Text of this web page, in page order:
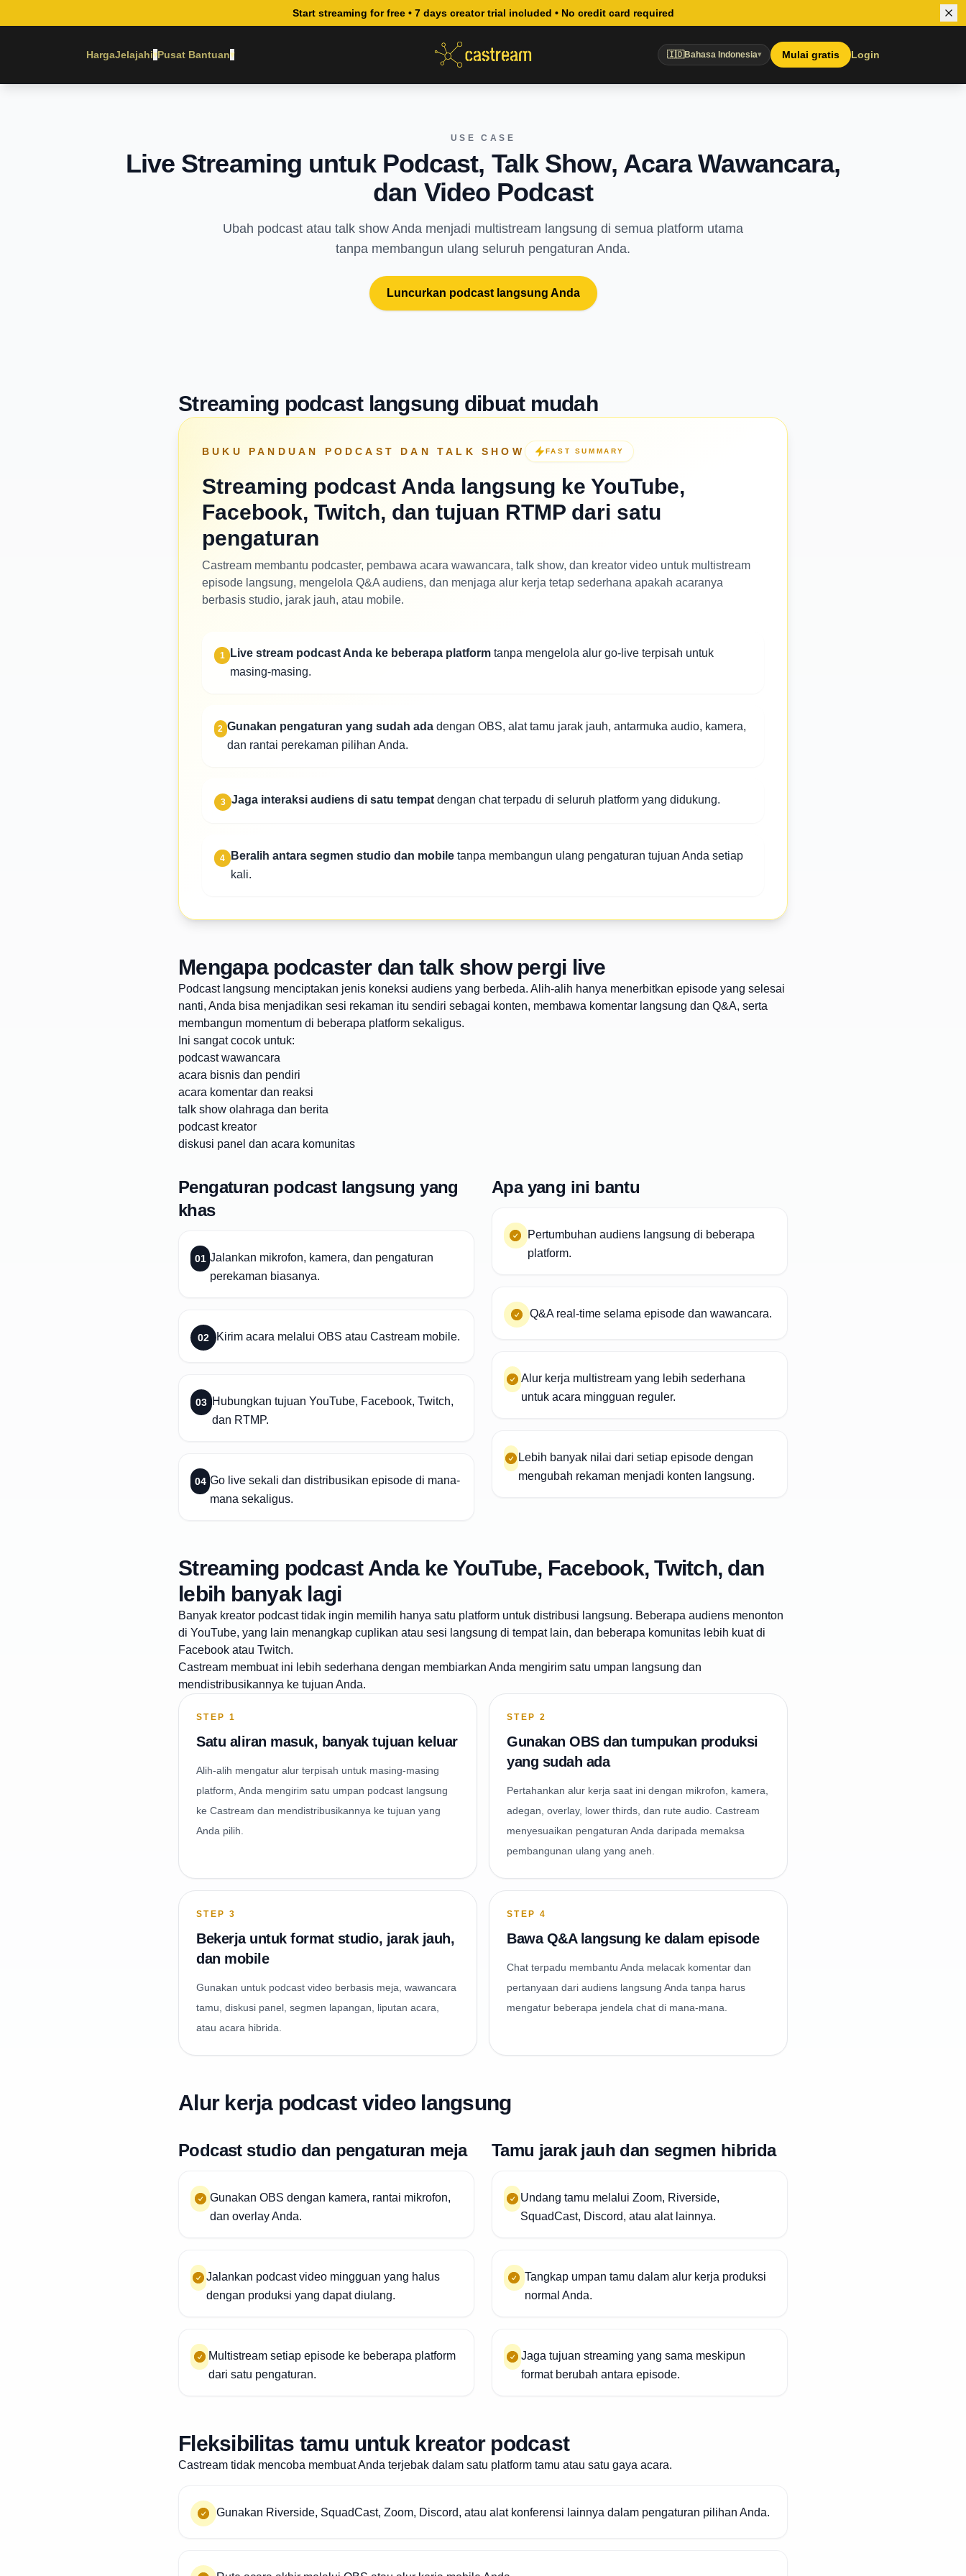
Start streaming for free • 7 days creator trial included • No credit card required
HargaJelajahi▾Pusat Bantuan▾ 🇮🇩Bahasa Indonesia▾ Mulai gratis Login
USE CASE
Live Streaming untuk Podcast, Talk Show, Acara Wawancara,
dan Video Podcast
Ubah podcast atau talk show Anda menjadi multistream langsung di semua platform utama
tanpa membangun ulang seluruh pengaturan Anda.
Luncurkan podcast langsung Anda
Streaming podcast langsung dibuat mudah
BUKU PANDUAN PODCAST DAN TALK SHOW FAST SUMMARY
Streaming podcast Anda langsung ke YouTube,
Facebook, Twitch, dan tujuan RTMP dari satu
pengaturan
Castream membantu podcaster, pembawa acara wawancara, talk show, dan kreator video untuk multistream
episode langsung, mengelola Q&A audiens, dan menjaga alur kerja tetap sederhana apakah acaranya
berbasis studio, jarak jauh, atau mobile.
1 Live stream podcast Anda ke beberapa platform tanpa mengelola alur go-live terpisah untuk
masing-masing.
2 Gunakan pengaturan yang sudah adadengan OBS, alat tamu jarak jauh, antarmuka audio, kamera,
dan rantai perekaman pilihan Anda.
3 Jaga interaksi audiens di satu tempat dengan chat terpadu di seluruh platform yang didukung.
4 Beralih antara segmen studio dan mobile tanpa membangun ulang pengaturan tujuan Anda setiap
kali.
Mengapa podcaster dan talk show pergi live
Podcast langsung menciptakan jenis koneksi audiens yang berbeda. Alih-alih hanya menerbitkan episode yang selesai
nanti, Anda bisa menjadikan sesi rekaman itu sendiri sebagai konten, membawa komentar langsung dan Q&A, serta
membangun momentum di beberapa platform sekaligus.
Ini sangat cocok untuk:
podcast wawancara
acara bisnis dan pendiri
acara komentar dan reaksi
talk show olahraga dan berita
podcast kreator
diskusi panel dan acara komunitas
Pengaturan podcast langsung yang
khas
01 Jalankan mikrofon, kamera, dan pengaturan
perekaman biasanya.
02 Kirim acara melalui OBS atau Castream mobile.
03 Hubungkan tujuan YouTube, Facebook, Twitch,
dan RTMP.
04 Go live sekali dan distribusikan episode di mana-
mana sekaligus.
Apa yang ini bantu
Pertumbuhan audiens langsung di beberapa
platform.
Q&A real-time selama episode dan wawancara.
Alur kerja multistream yang lebih sederhana
untuk acara mingguan reguler.
Lebih banyak nilai dari setiap episode dengan
mengubah rekaman menjadi konten langsung.
Streaming podcast Anda ke YouTube, Facebook, Twitch, dan
lebih banyak lagi
Banyak kreator podcast tidak ingin memilih hanya satu platform untuk distribusi langsung. Beberapa audiens menonton
di YouTube, yang lain menangkap cuplikan atau sesi langsung di tempat lain, dan beberapa komunitas lebih kuat di
Facebook atau Twitch.
Castream membuat ini lebih sederhana dengan membiarkan Anda mengirim satu umpan langsung dan
mendistribusikannya ke tujuan Anda.
STEP 1
Satu aliran masuk, banyak tujuan keluar
Alih-alih mengatur alur terpisah untuk masing-masing
platform, Anda mengirim satu umpan podcast langsung
ke Castream dan mendistribusikannya ke tujuan yang
Anda pilih.
STEP 2
Gunakan OBS dan tumpukan produksi
yang sudah ada
Pertahankan alur kerja saat ini dengan mikrofon, kamera,
adegan, overlay, lower thirds, dan rute audio. Castream
menyesuaikan pengaturan Anda daripada memaksa
pembangunan ulang yang aneh.
STEP 3
Bekerja untuk format studio, jarak jauh,
dan mobile
Gunakan untuk podcast video berbasis meja, wawancara
tamu, diskusi panel, segmen lapangan, liputan acara,
atau acara hibrida.
STEP 4
Bawa Q&A langsung ke dalam episode
Chat terpadu membantu Anda melacak komentar dan
pertanyaan dari audiens langsung Anda tanpa harus
mengatur beberapa jendela chat di mana-mana.
Alur kerja podcast video langsung
Podcast studio dan pengaturan meja
Gunakan OBS dengan kamera, rantai mikrofon,
dan overlay Anda.
Jalankan podcast video mingguan yang halus
dengan produksi yang dapat diulang.
Multistream setiap episode ke beberapa platform
dari satu pengaturan.
Tamu jarak jauh dan segmen hibrida
Undang tamu melalui Zoom, Riverside,
SquadCast, Discord, atau alat lainnya.
Tangkap umpan tamu dalam alur kerja produksi
normal Anda.
Jaga tujuan streaming yang sama meskipun
format berubah antara episode.
Fleksibilitas tamu untuk kreator podcast
Castream tidak mencoba membuat Anda terjebak dalam satu platform tamu atau satu gaya acara.
Gunakan Riverside, SquadCast, Zoom, Discord, atau alat konferensi lainnya dalam pengaturan pilihan Anda.